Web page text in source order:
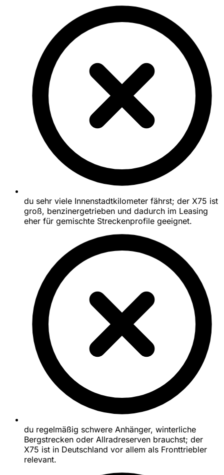
du sehr viele Innenstadtkilometer fährst; der X75 ist
groß, benzinergetrieben und dadurch im Leasing
eher für gemischte Streckenprofile geeignet.
du regelmäßig schwere Anhänger, winterliche
Bergstrecken oder Allradreserven brauchst; der
X75 ist in Deutschland vor allem als Fronttriebler
relevant.